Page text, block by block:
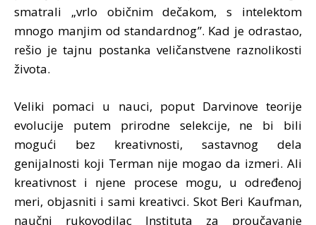
smatrali „vrlo običnim dečakom, s intelektom
mnogo manjim od standardnog”. Kad je odrastao,
rešio je tajnu postanka veličanstvene raznolikosti
života.
Veliki pomaci u nauci, poput Darvinove teorije
evolucije putem prirodne selekcije, ne bi bili
mogući bez kreativnosti, sastavnog dela
genijalnosti koji Terman nije mogao da izmeri. Ali
kreativnost i njene procese mogu, u određenoj
meri, objasniti i sami kreativci. Skot Beri Kaufman,
naučni rukovodilac Instituta za proučavanje